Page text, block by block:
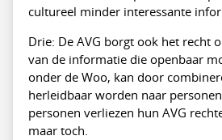
cultureel minder interessante
Drie: De AVG borgt ook het recht
van de informatie die openbaar
onder de Woo, kan door
herleidbaar worden naar
personen verliezen hun AVG
maar toch.